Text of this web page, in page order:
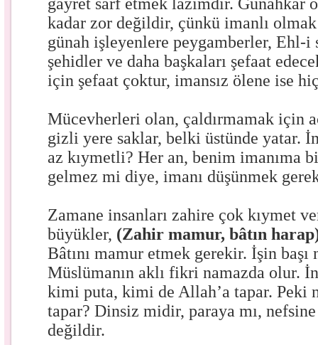
kadar zor değildir, çünkü imanlı
günah işleyenlere peygamberler, Ehl-
şehidler ve daha başkaları şefaat
için şefaat çoktur, imansız ölene ise
Mücevherleri olan, çaldırmamak için
gizli yere saklar, belki üstünde yatar.
az kıymetli? Her an, benim imanıma
gelmez mi diye, imanı düşünmek
Zamane insanları zahire çok kıymet
büyükler, (Zahir mamur, bâtın
Bâtını mamur etmek gerekir. İşin başı
Müslümanın aklı fikri namazda olur.
kimi puta, kimi de Allah’a tapar. Peki
tapar? Dinsiz midir, paraya mı,
değildir.